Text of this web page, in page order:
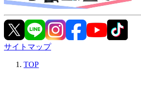
サイトマップ
TOP